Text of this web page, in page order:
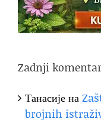
Zadnji
Танасијена
brojnih